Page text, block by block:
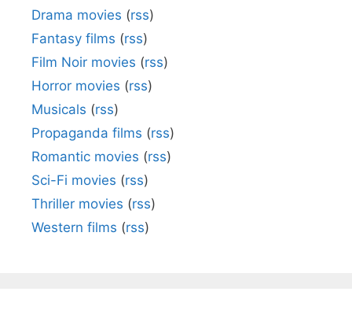
Drama movies (rss)
Fantasy films (rss)
Film Noir movies (rss)
Horror movies (rss)
Musicals (rss)
Propaganda films (rss)
Romantic movies (rss)
Sci-Fi movies (rss)
Thriller movies (rss)
Western films (rss)